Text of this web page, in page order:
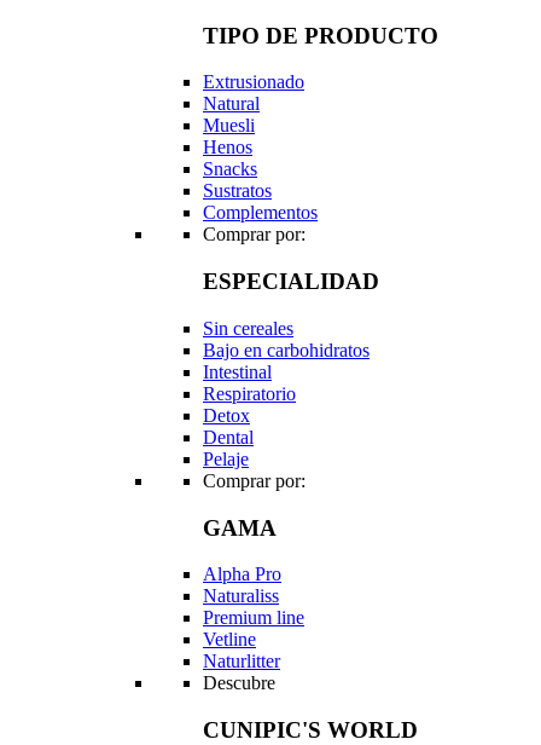
TIPO DE PRODUCTO
Extrusionado
Natural
Muesli
Henos
Snacks
Sustratos
Complementos
Comprar por:
ESPECIALIDAD
Sin cereales
Bajo en carbohidratos
Intestinal
Respiratorio
Detox
Dental
Pelaje
Comprar por:
GAMA
Alpha Pro
Naturaliss
Premium line
Vetline
Naturlitter
Descubre
CUNIPIC'S WORLD